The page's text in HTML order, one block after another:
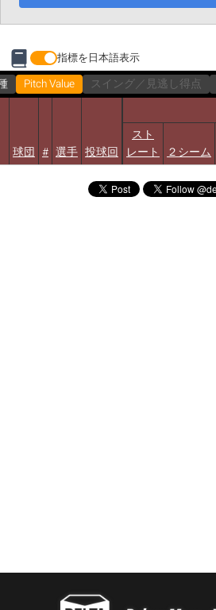
指標を日本語表示
Pitch Value スイング／見逃し得点
球団 # 選手 投球回
スト
レート ２シーム